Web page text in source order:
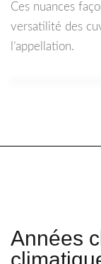
Ces nuances
versatilité des
l’appellation.
Années